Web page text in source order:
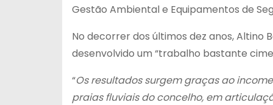
Gestão Ambiental e Equipamentos de
No decorrer dos últimos dez anos, Altino
desenvolvido um “trabalho bastante
“Os resultados surgem graças ao
praias fluviais do concelho, em